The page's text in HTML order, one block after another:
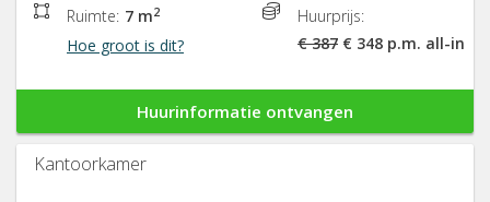
Ruimte: 7 m2
Hoe groot is dit?
Huurprijs:
€ 387 € 348 p.m. all-in
Huurinformatie ontvangen
Kantoorkamer